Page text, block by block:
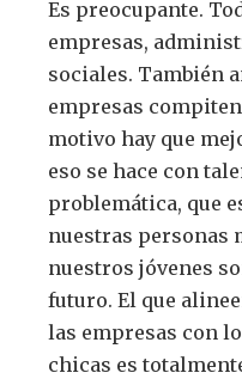
Es preocupante.
empresas,
sociales. También
empresas
motivo hay que
eso se hace con
problemática, que
nuestras personas
nuestros jóvenes
futuro. El que
las empresas con
chicas es